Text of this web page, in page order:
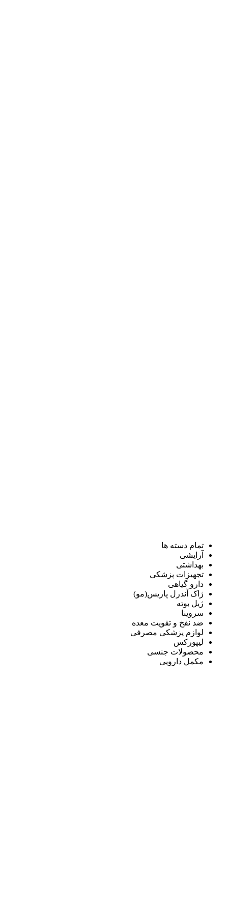
تمام دسته ها
آرایشی
بهداشتی
تجهیزات پزشکی
دارو گیاهی
ژاک آندرل پاریس(مو)
ژیل بوته
سروینا
ضد نفخ و تقویت معده
لوازم پزشکی مصرفی
لیپورکس
محصولات جنسی
مکمل دارویی